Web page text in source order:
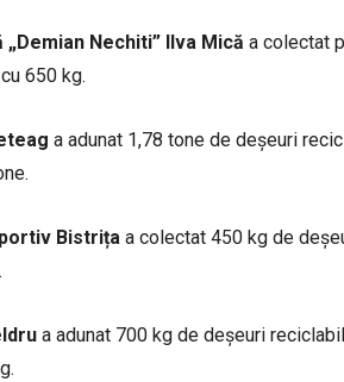
„Demian Nechiti” Ilva Mică a colectat
650 kg.
a adunat 1,78 tone de deșeuri
Bistrița a colectat 450 kg de
a adunat 700 kg de deșeuri